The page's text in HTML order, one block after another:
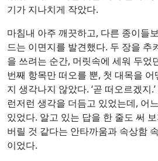
기가 지나치게 작았다.
마침내 아주 깨끗하고, 다른 종이들
드는 이면지를 발견했다. 두 장을 추
을 쓰려는 순간, 머릿속에 세워 두었
번째 항목만 떠오를 뿐, 첫 대목을
지 생각나지 않았다. ‘곧 떠오르겠지
런저런 생각을 더듬고 있었는데, 어
있었다. 알고 있는 답을 한 줄도 써
버릴 것 같다는 안타까움과 속상함
이었다.